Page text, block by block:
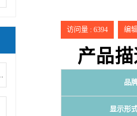
访问量 : 6394 编
产品
品
显示形